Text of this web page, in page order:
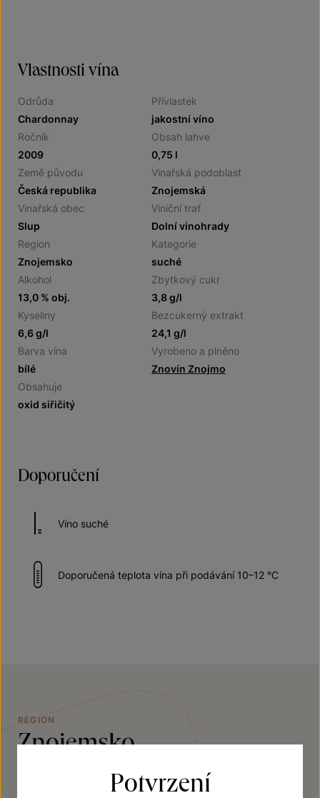
Vlastnosti vína
Odrůda
Chardonnay
Přívlastek
jakostní víno
Ročník
2009
Obsah lahve
0,75 l
Země původu
Česká republika
Vinařská podoblast
Znojemská
Vinařská obec
Slup
Viniční trať
Dolní vinohrady
Region
Znojemsko
Kategorie
suché
Alkohol
13,0 % obj.
Zbytkový cukr
3,8 g/l
Kyseliny
6,6 g/l
Bezcukerný extrakt
24,1 g/l
Barva vína
bílé
Vyrobeno a plněno
Znovín Znojmo
Obsahuje
oxid siřičitý
Doporučení
Víno suché
Doporučená teplota vína při podávání 10–12 °C
REGION
Znojemsko
Kraj, kam pravděpodobně první révu vysadili staří
Potvrzení